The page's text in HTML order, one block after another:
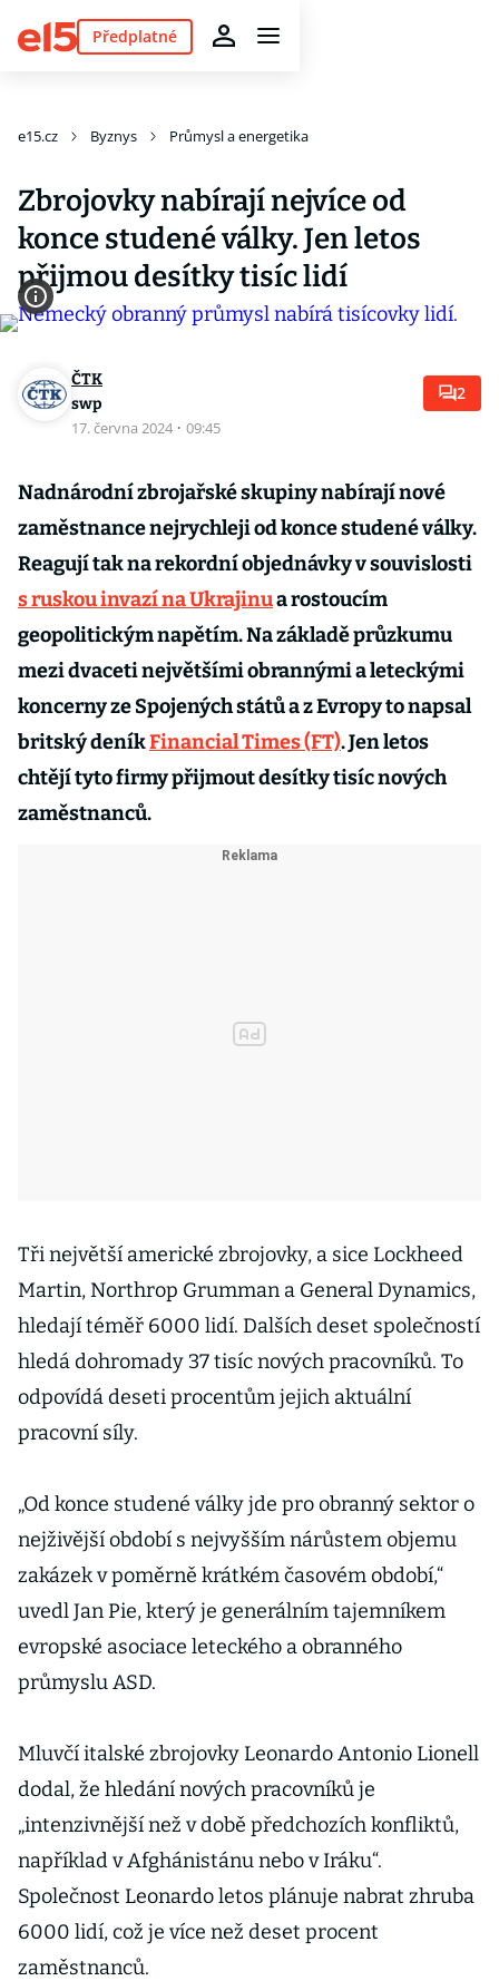
Předplatné
e15.cz Byznys Průmysl a energetika
Zbrojovky nabírají nejvíce od
konce studené války. Jen letos
přijmou desítky tisíc lidí
ČTK
swp
17. června 2024 · 09:45
2
Nadnárodní zbrojařské skupiny nabírají nové
zaměstnance nejrychleji od konce studené války.
Reagují tak na rekordní objednávky v souvislosti
s ruskou invazí na Ukrajinua rostoucím
geopolitickým napětím. Na základě průzkumu
mezi dvaceti největšími obrannými a leteckými
koncerny ze Spojených států a z Evropy to napsal
britský deníkFinancial Times (FT). Jen letos
chtějí tyto firmy přijmout desítky tisíc nových
zaměstnanců.
Tři největší americké zbrojovky, a sice Lockheed
Martin, Northrop Grumman a General Dynamics,
hledají téměř 6000 lidí. Dalších deset společností
hledá dohromady 37 tisíc nových pracovníků. To
odpovídá deseti procentům jejich aktuální
pracovní síly.
„Od konce studené války jde pro obranný sektor o
nejživější období s nejvyšším nárůstem objemu
zakázek v poměrně krátkém časovém období,“
uvedl Jan Pie, který je generálním tajemníkem
evropské asociace leteckého a obranného
průmyslu ASD.
Mluvčí italské zbrojovky Leonardo Antonio Lionell
dodal, že hledání nových pracovníků je
„intenzivnější než v době předchozích konfliktů,
například v Afghánistánu nebo v Iráku“.
Společnost Leonardo letos plánuje nabrat zhruba
6000 lidí, což je více než deset procent
zaměstnanců.